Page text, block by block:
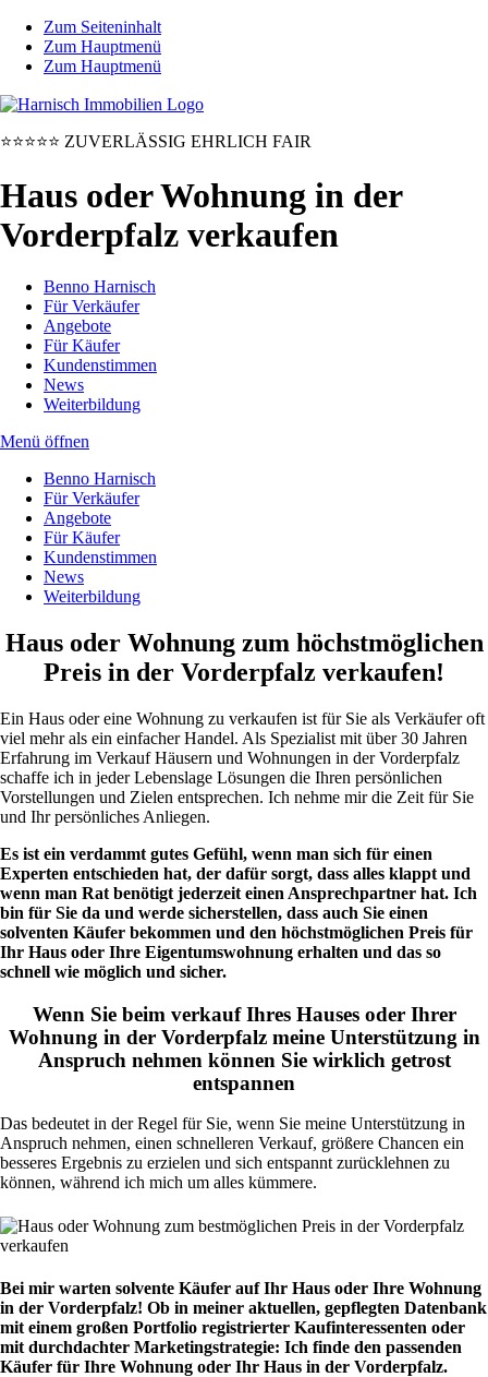
Zum Seiteninhalt
Zum Hauptmenü
Zum Hauptmenü
⭐⭐⭐⭐⭐ ZUVERLÄSSIG EHRLICH FAIR
Haus oder Wohnung in der
Vorderpfalz verkaufen
Benno Harnisch
Für Verkäufer
Angebote
Für Käufer
Kundenstimmen
News
Weiterbildung
Menü öffnen
Benno Harnisch
Für Verkäufer
Angebote
Für Käufer
Kundenstimmen
News
Weiterbildung
Haus oder Wohnung zum höchstmöglichen
Preis in der Vorderpfalz verkaufen!
Ein Haus oder eine Wohnung zu verkaufen ist für Sie als Verkäufer oft
viel mehr als ein einfacher Handel. Als Spezialist mit über 30 Jahren
Erfahrung im Verkauf Häusern und Wohnungen in der Vorderpfalz
schaffe ich in jeder Lebenslage Lösungen die Ihren persönlichen
Vorstellungen und Zielen entsprechen. Ich nehme mir die Zeit für Sie
und Ihr persönliches Anliegen.
Es ist ein verdammt gutes Gefühl, wenn man sich für einen
Experten entschieden hat, der dafür sorgt, dass alles klappt und
wenn man Rat benötigt jederzeit einen Ansprechpartner hat. Ich
bin für Sie da und werde sicherstellen, dass auch Sie einen
solventen Käufer bekommen und den höchstmöglichen Preis für
Ihr Haus oder Ihre Eigentumswohnung erhalten und das so
schnell wie möglich und sicher.
Wenn Sie beim verkauf Ihres Hauses oder Ihrer
Wohnung in der Vorderpfalz meine Unterstützung in
Anspruch nehmen können Sie wirklich getrost
entspannen
Das bedeutet in der Regel für Sie, wenn Sie meine Unterstützung in
Anspruch nehmen, einen schnelleren Verkauf, größere Chancen ein
besseres Ergebnis zu erzielen und sich entspannt zurücklehnen zu
können, während ich mich um alles kümmere.
Bei mir warten solvente Käufer auf Ihr Haus oder Ihre Wohnung
in der Vorderpfalz! Ob in meiner aktuellen, gepflegten Datenbank
mit einem großen Portfolio registrierter Kaufinteressenten oder
mit durchdachter Marketingstrategie: Ich finde den passenden
Käufer für Ihre Wohnung oder Ihr Haus in der Vorderpfalz.